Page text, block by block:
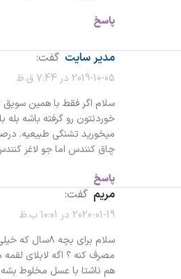
پاسخ
مدیر سایت گفت:
2019-10-05 در 7:44 ق.ظ
سلام اگر فقط با همین سویق
خوردنتون رو گرفته باشه
میخورید تشنگی طبیعیه.
چاق کنندس اما جو لاغر
پاسخ
مریم گفت:
2020-01-19 در 10:01 ب.ظ
سلام برای بچه
مصرف کنه ؟ اگه لابلای
هم ناشتا با عسل مخلوط